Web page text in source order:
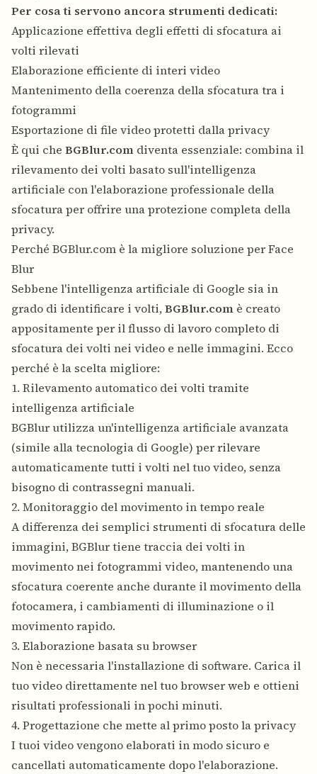
Per cosa ti servono ancora strumenti dedicati:
Applicazione effettiva degli effetti di sfocatura ai
volti rilevati
Elaborazione efficiente di interi video
Mantenimento della coerenza della sfocatura tra i
fotogrammi
Esportazione di file video protetti dalla privacy
È qui che BGBlur.com diventa essenziale: combina il
rilevamento dei volti basato sull'intelligenza
artificiale con l'elaborazione professionale della
sfocatura per offrire una protezione completa della
privacy.
Perché BGBlur.com è la migliore soluzione per Face
Blur
Sebbene l'intelligenza artificiale di Google sia in
grado di identificare i volti,BGBlur.com è creato
appositamente per il flusso di lavoro completo di
sfocatura dei volti nei video e nelle immagini. Ecco
perché è la scelta migliore:
1. Rilevamento automatico dei volti tramite
intelligenza artificiale
BGBlur utilizza un'intelligenza artificiale avanzata
(simile alla tecnologia di Google) per rilevare
automaticamente tutti i volti nel tuo video, senza
bisogno di contrassegni manuali.
2. Monitoraggio del movimento in tempo reale
A differenza dei semplici strumenti di sfocatura delle
immagini, BGBlur tiene traccia dei volti in
movimento nei fotogrammi video, mantenendo una
sfocatura coerente anche durante il movimento della
fotocamera, i cambiamenti di illuminazione o il
movimento rapido.
3. Elaborazione basata su browser
Non è necessaria l'installazione di software. Carica il
tuo video direttamente nel tuo browser web e ottieni
risultati professionali in pochi minuti.
4. Progettazione che mette al primo posto la privacy
I tuoi video vengono elaborati in modo sicuro e
cancellati automaticamente dopo l'elaborazione.